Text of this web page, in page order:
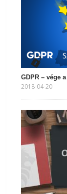
GDPR – vége
2018-04-20